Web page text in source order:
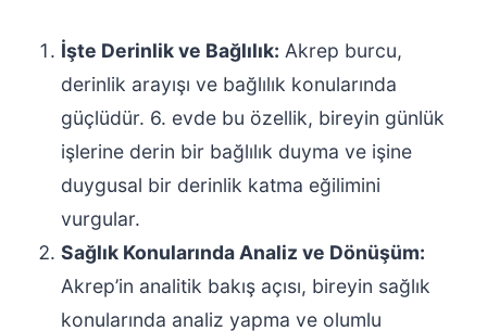
İşte Derinlik ve Bağlılık: Akrep burcu,
derinlik arayışı ve bağlılık konularında
güçlüdür. 6. evde bu özellik, bireyin günlük
işlerine derin bir bağlılık duyma ve işine
duygusal bir derinlik katma eğilimini
vurgular.
Sağlık Konularında Analiz ve Dönüşüm:
Akrep’in analitik bakış açısı, bireyin sağlık
konularında analiz yapma ve olumlu